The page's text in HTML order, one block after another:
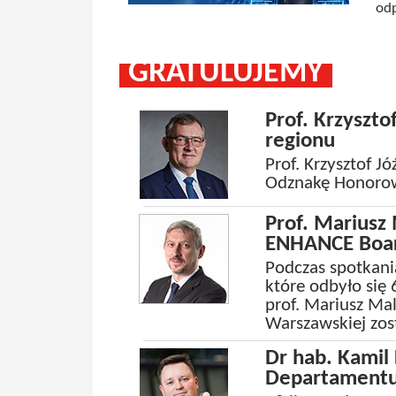
GRATULUJEMY
Prof.
regionu
Prof. Krzysztof
Odznakę
Prof. Mariusz
ENHANCE
Podczas
które odbyło
prof. Mariusz
Warszawskiej
Dr hab.